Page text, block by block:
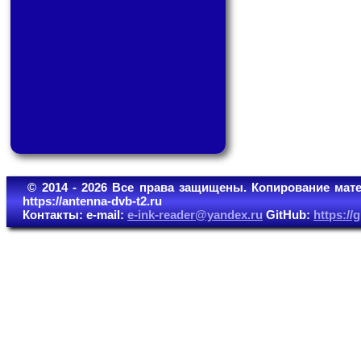
© 2014 - 2026 Все права защищены. Копирование
https://antenna-dvb-t2.ru
Контакты: e-mail:e-ink-reader@yandex.ruGitHub:https://